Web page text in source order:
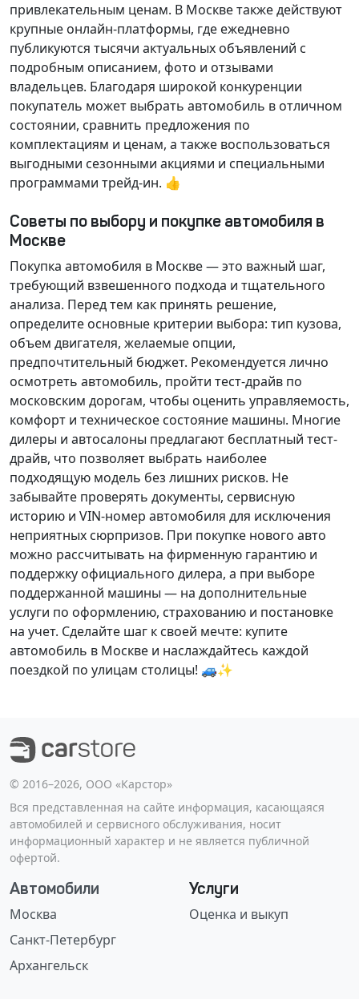
привлекательным ценам. В Москве также действуют
крупные онлайн-платформы, где ежедневно
публикуются тысячи актуальных объявлений с
подробным описанием, фото и отзывами
владельцев. Благодаря широкой конкуренции
покупатель может выбрать автомобиль в отличном
состоянии, сравнить предложения по
комплектациям и ценам, а также воспользоваться
выгодными сезонными акциями и специальными
программами трейд-ин. 👍
Советы по выбору и покупке автомобиля в
Москве
Покупка автомобиля в Москве — это важный шаг,
требующий взвешенного подхода и тщательного
анализа. Перед тем как принять решение,
определите основные критерии выбора: тип кузова,
объем двигателя, желаемые опции,
предпочтительный бюджет. Рекомендуется лично
осмотреть автомобиль, пройти тест-драйв по
московским дорогам, чтобы оценить управляемость,
комфорт и техническое состояние машины. Многие
дилеры и автосалоны предлагают бесплатный тест-
драйв, что позволяет выбрать наиболее
подходящую модель без лишних рисков. Не
забывайте проверять документы, сервисную
историю и VIN-номер автомобиля для исключения
неприятных сюрпризов. При покупке нового авто
можно рассчитывать на фирменную гарантию и
поддержку официального дилера, а при выборе
поддержанной машины — на дополнительные
услуги по оформлению, страхованию и постановке
на учет. Сделайте шаг к своей мечте: купите
автомобиль в Москве и наслаждайтесь каждой
поездкой по улицам столицы! 🚙✨
©️ 2016–2026, ООО «Карстор»
Вся представленная на сайте информация, касающаяся
автомобилей и сервисного обслуживания, носит
информационный характер и не является публичной
офертой.
Автомобили
Москва
Санкт-Петербург
Архангельск
Услуги
Оценка и выкуп